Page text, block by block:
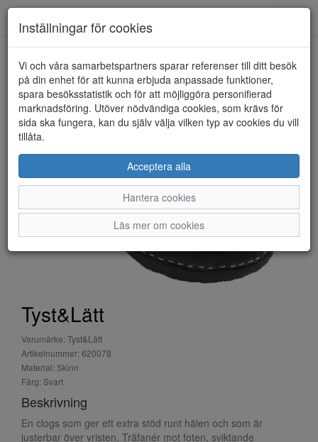
HEM TYST&LÄTT
Tyst&Lätt
Varumärke: Tyst&Lätt
Artikelnummer: 620078
Material: Skinn
Färg: Svart
Beskrivning
En clogs som ger ett extra stöd runt hälen och som är
justerbar över vristen. Träfanér mot foten, sviktande
Inställningar för cookies
Vi och våra samarbetspartners sparar referenser till ditt besök
på din enhet för att kunna erbjuda anpassade funktioner,
spara besöksstatistik och för att möjliggöra personifierad
marknadsföring. Utöver nödvändiga cookies, som krävs för
sida ska fungera, kan du själv välja vilken typ av cookies du vill
tillåta.
Acceptera alla
Hantera cookies
Läs mer om cookies